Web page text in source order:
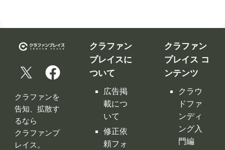
告知、拡散す
るなら
クラファンプ
レイス。
クラファンプ
プレイスに
ついて
広告掲
載につ
いて
修正依
頼フォ
ーム
プレイス コ
ンテンツ
クラウ
ドファ
ンディ
ング入
門編
クラウ